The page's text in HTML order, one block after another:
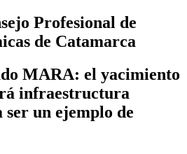
Profesional de
de Catamarca
MARA: el yacimiento
infraestructura
ser un ejemplo de